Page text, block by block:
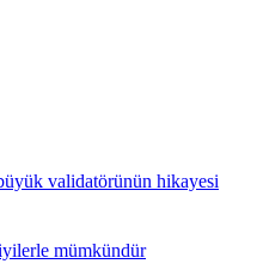
validatörünün hikayesi
mümkündür